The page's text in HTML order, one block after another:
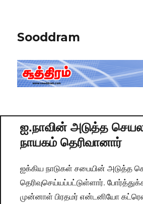
Sooddram
ஐ.நாவின் அடுத்த
நாயகம் தெரிவானார்
ஐக்கிய நாடுகள் சபையின் அடுத்த
தெரிவுசெய்யப்பட்டுள்ளார்.
முன்னாள் பிரதமர் என்டனியோ